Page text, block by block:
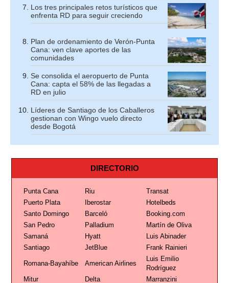
Los tres principales retos turísticos que
enfrenta RD para seguir creciendo
Plan de ordenamiento de Verón-Punta
Cana: ven clave aportes de las
comunidades
Se consolida el aeropuerto de Punta
Cana: capta el 58% de las llegadas a
RD en julio
Líderes de Santiago de los Caballeros
gestionan con Wingo vuelo directo
desde Bogotá
DIRECTORIO
Punta Cana Riu
Transat
Puerto Plata
Iberostar
Hotelbeds
Santo Domingo
Barceló
Booking.com
San Pedro
Palladium
Martín de Oliva
Samaná
Hyatt
Luis Abinader
Santiago
JetBlue Frank Rainieri
Romana-Bayahíbe American Airlines
Luis Emilio
Rodríguez
Mitur
Delta Marranzini